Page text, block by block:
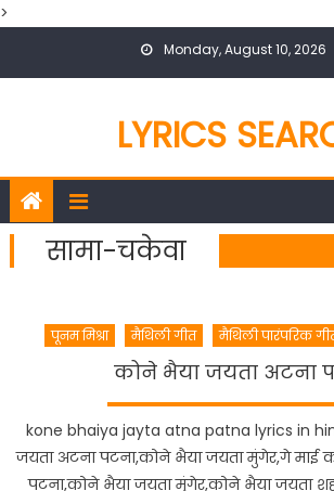
>
Monday, August 10, 2026
LYRICS
सामा-चकेवा
पूनम मिश्रा मैथिली गीत मैथिली पारंपरिक
कोने भैया जयता अटना
kone bhaiya jayta atna patna lyrics in
जयता अटना पटना,कोने भैया जयता मुंगेर,गे माई
पटना,कोने भैया जयता मुंगेर,कोने भैया जयता